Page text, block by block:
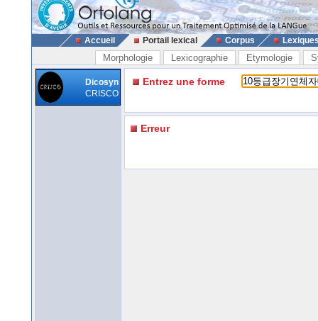
Accueil Portail lexical Corpus
Morphologie Lexicographie Etymologie
Dicosyn
CRISCO
Entrez une forme
Erreur